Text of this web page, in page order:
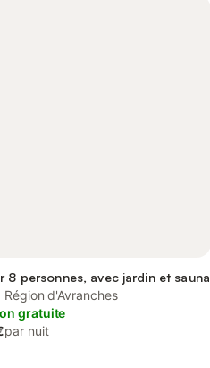
8 personnes, avec jardin et sauna
Région d'Avranches
gratuite
par nuit